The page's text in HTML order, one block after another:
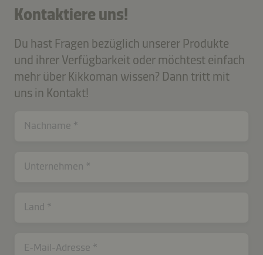
Kontaktiere uns!
Du hast Fragen bezüglich unserer Produkte
und ihrer Verfügbarkeit oder möchtest einfach
mehr über Kikkoman wissen? Dann tritt mit
uns in Kontakt!
Nachname
Unternehmen
B2B-
WrcMFl8XduzL9tBV
Land
E-Mail-Adresse